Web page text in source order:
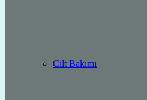
Cilt Bakımı